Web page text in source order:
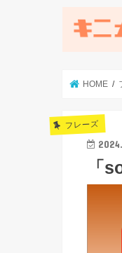
HOME
フレーズ
「